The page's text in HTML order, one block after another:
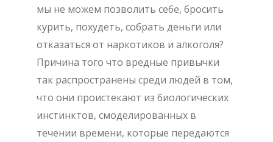
мы не можем позволить себе, бросить
курить, похудеть, собрать деньги или
отказаться от наркотиков и алкоголя?
Причина того что вредные привычки
так распространены среди людей в том,
что они проистекают из биологических
инстинктов, смоделированных в
течении времени, которые передаются